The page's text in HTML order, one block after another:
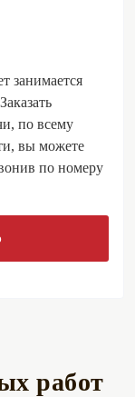
занимается
по всему
вы можете
по номеру
работ